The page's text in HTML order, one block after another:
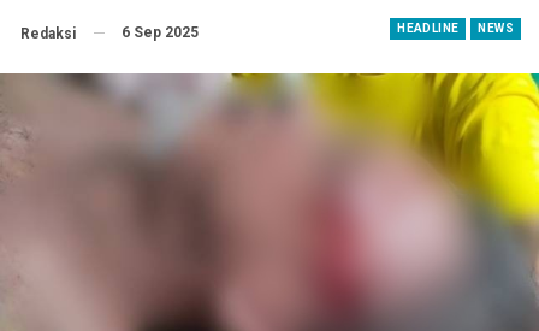
HEADLINE NEWS
Redaksi 6 Sep 2025